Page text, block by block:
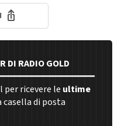
DI RADIO GOLD
ricevere le ultime
di posta